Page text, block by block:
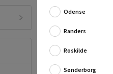
Odense
Randers
Roskilde
Sønderborg